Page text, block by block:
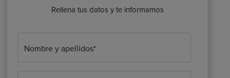
Rellena tus datos y te informamos
Nombre y apellidos*